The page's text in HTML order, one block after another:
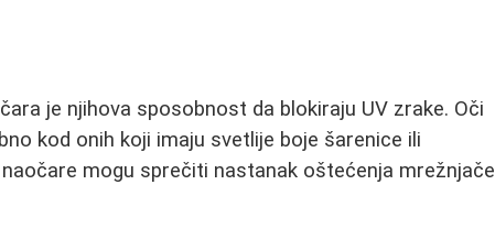
je njihova sposobnost da blokiraju UV zrake. Oči
kod onih koji imaju svetlije boje šarenice ili
mogu sprečiti nastanak oštećenja mrežnjače